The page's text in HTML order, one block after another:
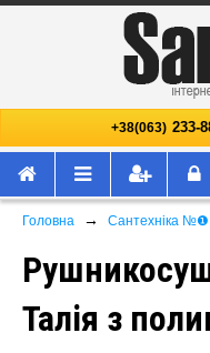
+38(063) 233-
Головна → Сантехніка №❶
Талія з